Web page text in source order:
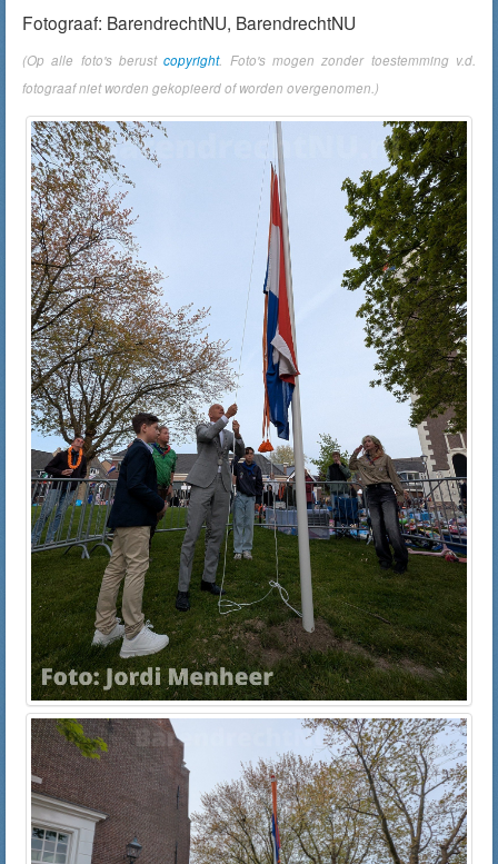
Fotograaf: BarendrechtNU, BarendrechtNU
(Op alle foto's berustcopyright. Foto's mogen zonder toestemming v.d.
fotograaf niet worden gekopieerd of worden overgenomen.)